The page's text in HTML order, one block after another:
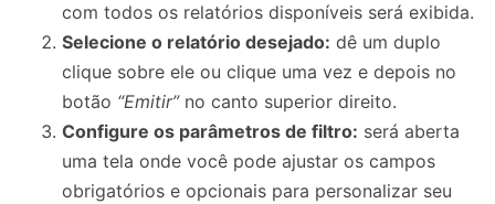
com todos os relatórios disponíveis será exibida.
Selecione o relatório desejado: dê um duplo
clique sobre ele ou clique uma vez e depois no
botão “Emitir”no canto superior direito.
Configure os parâmetros de filtro: será aberta
uma tela onde você pode ajustar os campos
obrigatórios e opcionais para personalizar seu